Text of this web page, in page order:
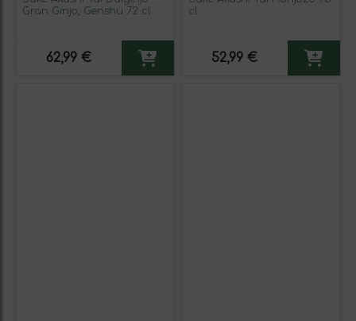
Gran Ginjo, Genshu 72 cl
62,99 €
cl
52,99 €